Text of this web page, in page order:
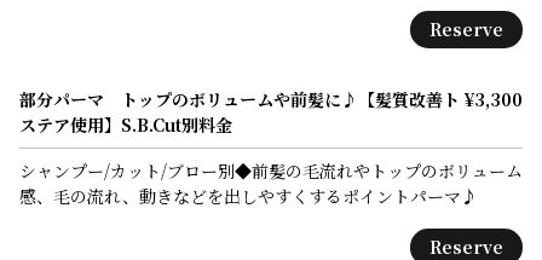
Reserve
部分パーマ トップのボリュームや前髪に♪【髪質改善ト
ステア使用】S.B.Cut別料金
¥3,300
シャンプー/カット/ブロー別◆前髪の毛流れやトップのボリューム
感、毛の流れ、動きなどを出しやすくするポイントパーマ♪
Reserve